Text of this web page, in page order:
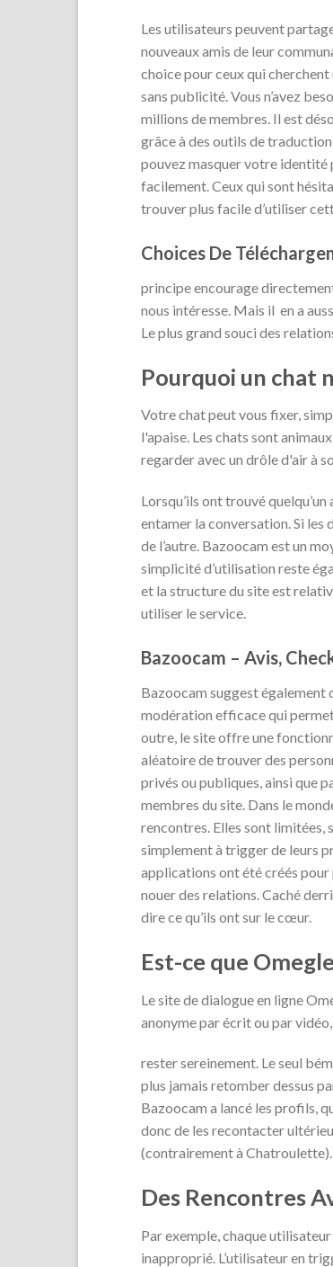
Les utilisateurs peuvent
nouveaux amis de leur
choice pour ceux qui
sans publicité. Vous n’avez
millions de membres. Il est
grâce à des outils de
pouvez masquer votre identité
facilement. Ceux qui sont
trouver plus facile d’utiliser
Choices De
principe encourage
nous intéresse. Mais il en a
Le plus grand souci des
Pourquoi un chat
Votre chat peut vous fixer,
l'apaise. Les chats sont
regarder avec un drôle d'air à
Lorsqu’ils ont trouvé
entamer la conversation. Si
de l’autre. Bazoocam est un
simplicité d’utilisation reste
et la structure du site est
utiliser le service.
Bazoocam – Avis,
Bazoocam suggest également
modération efficace qui
outre, le site offre une
aléatoire de trouver des
privés ou publiques, ainsi que
membres du site. Dans le
rencontres. Elles sont limitées,
simplement à trigger de leurs
applications ont été créés pour
nouer des relations. Caché
dire ce qu’ils ont sur le cœur.
Est-ce que
Le site de dialogue en ligne
anonyme par écrit ou par
rester sereinement. Le seul
plus jamais retomber dessus
Bazoocam a lancé les profils,
donc de les recontacter
(contrairement à Chatroulette).
Des Rencontres
Par exemple, chaque
inapproprié. L’utilisateur en